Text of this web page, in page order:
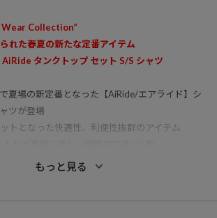
Collection”
れた春夏の新たな定番アイテム
タンクトップ セット S/S シャツ
夏場の新定番となった【AiRide/エアライド】シ
ツが登場
トとなった快適性、利便性抜群のアイテム
緩さのリラックスフィット
もっと見る